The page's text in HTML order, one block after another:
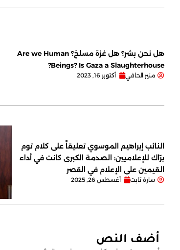
هل نحن بشر؟ هل غزة مسلخ؟ Are we Human
Beings? Is Gaza a Slaughterhouse?
منير الحافي أكتوبر 16, 2023
النائب إبراهيم الموسوي تعليقاً على كلام توم
برّاك للإعلاميين: الصدمة الكبرى كانت في أداء
القيمين على ‏الإعلام في القصر
سارة تابت أغسطس 26, 2025
أضف النص